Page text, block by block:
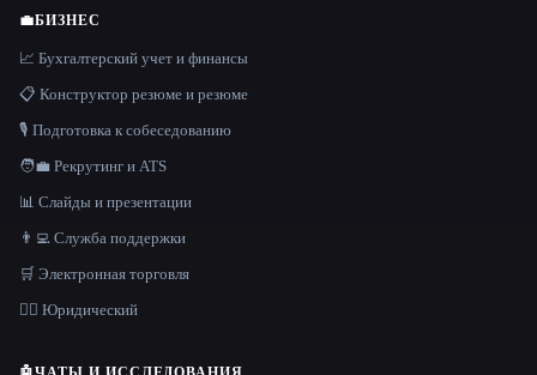
💼БИЗНЕС
📈 Бухгалтерский учет и финансы
📋 Конструктор резюме и резюме
🎙️ Подготовка к собеседованию
🧑‍💼 Рекрутинг и ATS
📊 Слайды и презентации
👨‍💻 Служба поддержки
🛒 Электронная торговля
👩‍⚖️ Юридический